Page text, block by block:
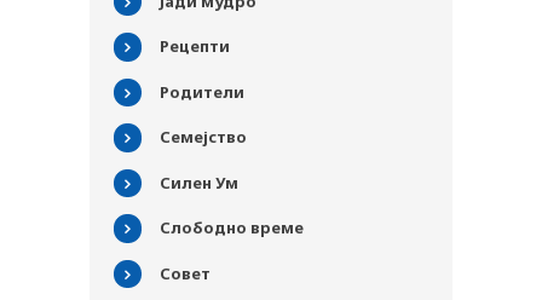
ПРЕПОРАКИ
СПИСАНИЕ
КАРИЕРА
КОНТАКТ
Рецепти
Родители
Семејство
Силен Ум
Слободно време
Совет